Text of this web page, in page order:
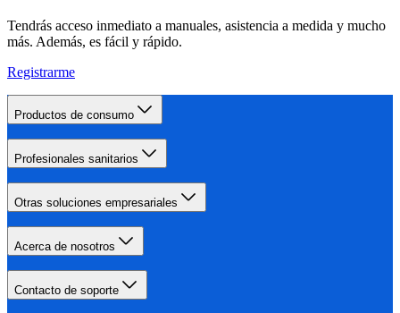
Tendrás acceso inmediato a manuales, asistencia a medida y mucho
más. Además, es fácil y rápido.
Registrarme
Productos de consumo
Profesionales sanitarios
Otras soluciones empresariales
Acerca de nosotros
Contacto de soporte